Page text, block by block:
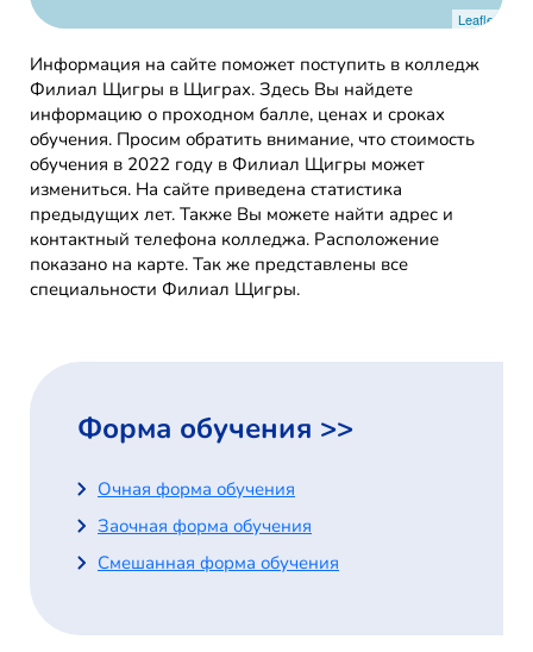
Leaflet
Информация на сайте поможет поступить в колледж
Филиал Щигры в Щиграх. Здесь Вы найдете
информацию о проходном балле, ценах и сроках
обучения. Просим обратить внимание, что стоимость
обучения в 2022 году в Филиал Щигры может
измениться. На сайте приведена статистика
предыдущих лет. Также Вы можете найти адрес и
контактный телефона колледжа. Расположение
показано на карте. Так же представлены все
специальности Филиал Щигры.
Форма обучения >>
Очная форма обучения
Заочная форма обучения
Смешанная форма обучения